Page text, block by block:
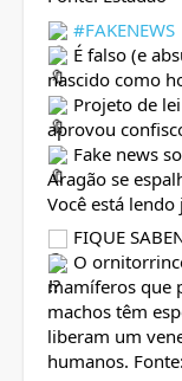
#FAKENEWS
É falso (e
nascido como
Projeto de
aprovou
Fake news
Aragão se
Você está
FIQUE
O
mamíferos que
machos têm
liberam um
humanos.